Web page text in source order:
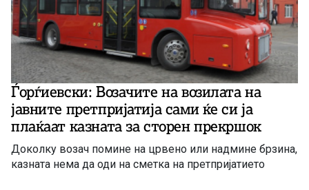
Ѓорѓиевски: Возачите на возилата на
јавните претпријатија сами ќе си ја
плаќаат казната за сторен прекршок
Доколку возач помине на црвено или надмине брзина,
казната нема да оди на сметка на претпријатието